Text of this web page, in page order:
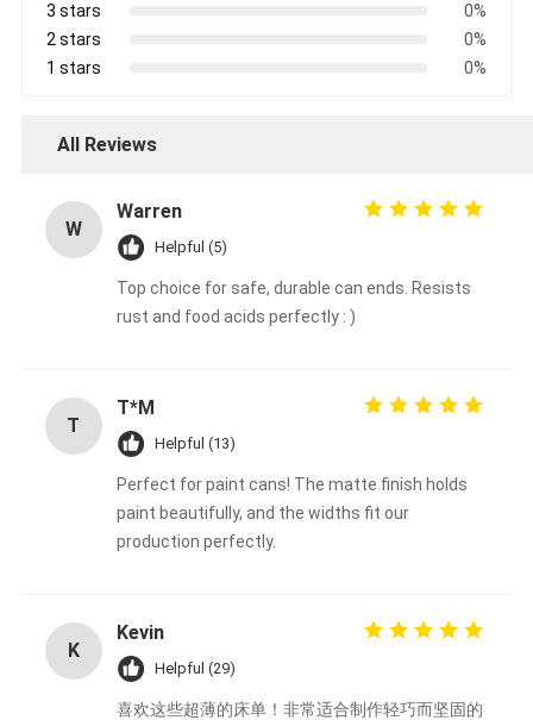
3 stars
0%
2 stars
0%
1 stars
0%
All Reviews
W
Warren
Helpful (5)
Top choice for safe, durable can ends. Resists
rust and food acids perfectly : )
T
T*M
Helpful (13)
Perfect for paint cans! The matte finish holds
paint beautifully, and the widths fit our
production perfectly.
K
Kevin
Helpful (29)
喜欢这些超薄的床单！非常适合制作轻巧而坚固的